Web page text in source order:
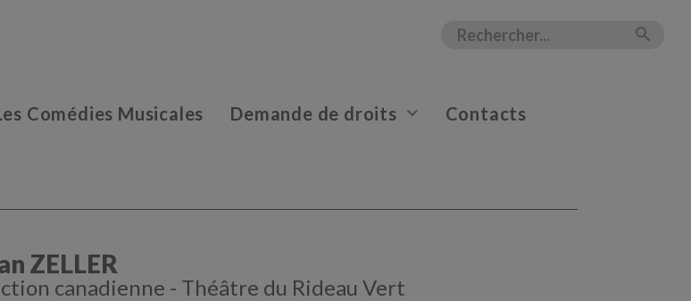
Comédies Musicales Demande de droits Contacts
ZELLER
canadienne - Théâtre du Rideau Vert